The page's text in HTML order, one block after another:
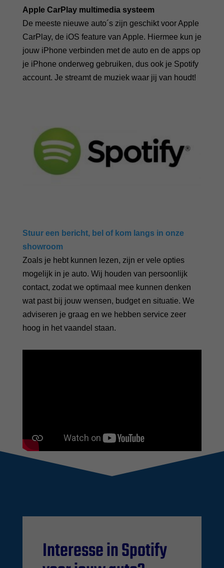
Apple CarPlay multimedia systeem
De meeste nieuwe auto´s zijn geschikt voor Apple
CarPlay, de iOS feature van Apple. Hiermee kun je
jouw iPhone verbinden met de auto en de apps op
je iPhone onderweg gebruiken, dus ook je Spotify
account. Je streamt de muziek waar jij van houdt!
Stuur een bericht, bel of kom langs in onze
showroom
Zoals je hebt kunnen lezen, zijn er vele opties
mogelijk in je auto. Wij houden van persoonlijk
contact, zodat we optimaal mee kunnen denken
wat past bij jouw wensen, budget en situatie. We
adviseren je graag en we hebben service zeer
hoog in het vaandel staan.
Interesse in Spotify